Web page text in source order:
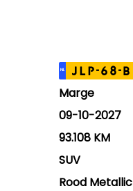
NL JLP-68-B
Marge
09-10-2027
93.108 KM
SUV
Rood Metallic